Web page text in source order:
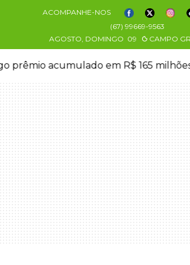
ACOMPANHE-NOS
(67) 99669-9563
AGOSTO, DOMINGO 09 CAMPO
prêmio acumulado em R$ 165